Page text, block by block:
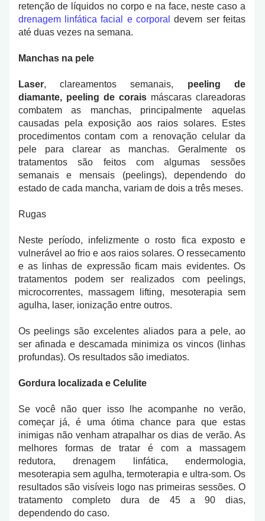
retenção de líquidos no corpo e na face, neste caso a
drenagem linfática facial e corporaldevem ser feitas
até duas vezes na semana.
Manchas na pele
Laser, clareamentos semanais, peeling de
diamante, peeling de coraismáscaras clareadoras
combatem as manchas, principalmente aquelas
causadas pela exposição aos raios solares. Estes
procedimentos contam com a renovação celular da
pele para clarear as manchas. Geralmente os
tratamentos são feitos com algumas sessões
semanais e mensais (peelings), dependendo do
estado de cada mancha, variam de dois a três meses.
Rugas
Neste período, infelizmente o rosto fica exposto e
vulnerável ao frio e aos raios solares. O ressecamento
e as linhas de expressão ficam mais evidentes. Os
tratamentos podem ser realizados com peelings,
microcorrentes, massagem lifting, mesoterapia sem
agulha, laser, ionização entre outros.
Os peelings são excelentes aliados para a pele, ao
ser afinada e descamada minimiza os vincos (linhas
profundas). Os resultados são imediatos.
Gordura localizada e Celulite
Se você não quer isso lhe acompanhe no verão,
começar já, é uma ótima chance para que estas
inimigas não venham atrapalhar os dias de verão. As
melhores formas de tratar é com a massagem
redutora, drenagem linfática, endermologia,
mesoterapia sem agulha, termoterapia e ultra-som. Os
resultados são visíveis logo nas primeiras sessões. O
tratamento completo dura de 45 a 90 dias,
dependendo do caso.